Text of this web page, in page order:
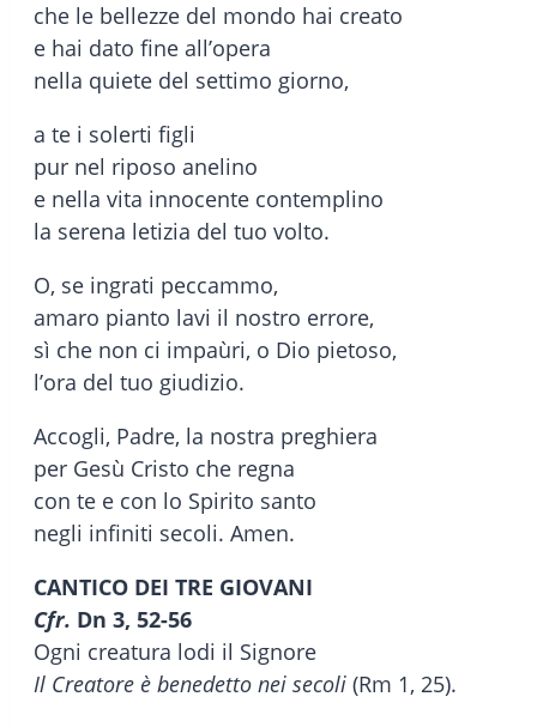
che le bellezze del mondo hai creato
e hai dato fine all’opera
nella quiete del settimo giorno,
a te i solerti figli
pur nel riposo anelino
e nella vita innocente contemplino
la serena letizia del tuo volto.
O, se ingrati peccammo,
amaro pianto lavi il nostro errore,
sì che non ci impaùri, o Dio pietoso,
l’ora del tuo giudizio.
Accogli, Padre, la nostra preghiera
per Gesù Cristo che regna
con te e con lo Spirito santo
negli infiniti secoli. Amen.
CANTICO DEI TRE GIOVANI
Cfr. Dn 3, 52-56
Ogni creatura lodi il Signore
Il Creatore è benedetto nei secoli (Rm 1, 25).